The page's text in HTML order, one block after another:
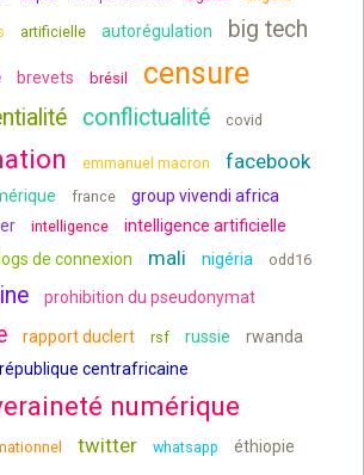
artificielle autorégulation big tech
brevets brésil censure
conflictualité covid
emmanuel macron facebook
france
group vivendi africa
intelligence intelligence artificielle
logs de connexion mali nigéria odd16
prohibition du pseudonymat
rapport duclert rsf russie
rwanda
république centrafricaine
numérique
twitter whatsapp éthiopie